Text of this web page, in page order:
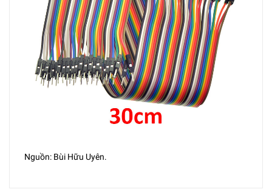
Nguồn: Bùi Hữu Uyên.